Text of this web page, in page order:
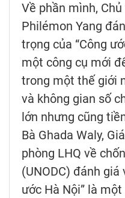
Về phần mình,
Philémon Yang
trọng của “Công
một công cụ mới
trong một thế giới
và không gian số
lớn nhưng cũng
Bà Ghada Waly,
phòng LHQ về
(UNODC) đánh giá
ước Hà Nội” là